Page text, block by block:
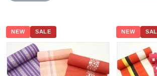
NEW SALE NEW